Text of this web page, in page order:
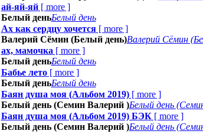
ай-яй-яй[ more]
Белый деньБелый день
Ах как сердцу хочется[ more]
Валерий Сёмин (Белый день)Валерий Сёмин
ах, мамочка [ more]
Белый деньБелый день
Бабье лето[ more]
Белый деньБелый день
Баян душа моя (Альбом 2019)[ more]
Белый день (Семин Валерий )Белый день
Баян душа моя (Альбом 2019) БЭК[ more]
Белый день (Семин Валерий )Белый день